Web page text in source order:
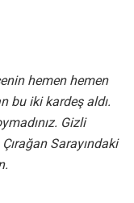
hemen hemen
bu iki kardeş aldı.
Gizli
Sarayındaki